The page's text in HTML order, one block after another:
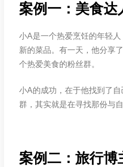
案例一：美食达
小A是一个热爱烹饪的年轻
新的菜品。有一天，他分享
个热爱美食的粉丝群。
小A的成功，在于他找到了
群，其实就是在寻找那份与自
案例二：旅行博